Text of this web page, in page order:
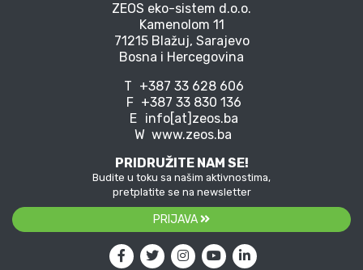
ZEOS eko-sistem d.o.o.
Kamenolom 11
71215 Blažuj, Sarajevo
Bosna i Hercegovina
T +387 33 628 606
F +387 33 830 136
E info[at]zeos.ba
W www.zeos.ba
PRIDRUŽITE NAM SE!
Budite u toku sa našim aktivnostima,
pretplatite se na newsletter
PRIJAVA